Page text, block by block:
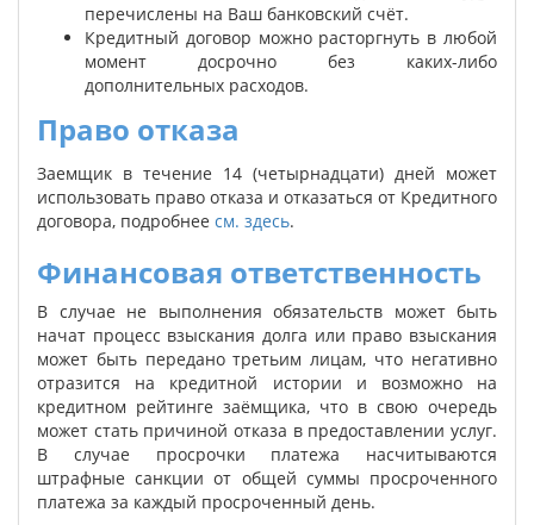
перечислены на Ваш банковский счёт.
Кредитный договор можно расторгнуть в любой
момент досрочно без каких-либо
дополнительных расходов.
Право отказа
Заемщик в течение 14 (четырнадцати) дней может
использовать право отказа и отказаться от Кредитного
договора, подробнее см. здесь.
Финансовая ответственность
В случае не выполнения обязательств может быть
начат процесс взыскания долга или право взыскания
может быть передано третьим лицам, что негативно
отразится на кредитной истории и возможно на
кредитном рейтинге заёмщика, что в свою очередь
может стать причиной отказа в предоставлении услуг.
В случае просрочки платежа насчитываются
штрафные санкции от общей суммы просроченного
платежа за каждый просроченный день.